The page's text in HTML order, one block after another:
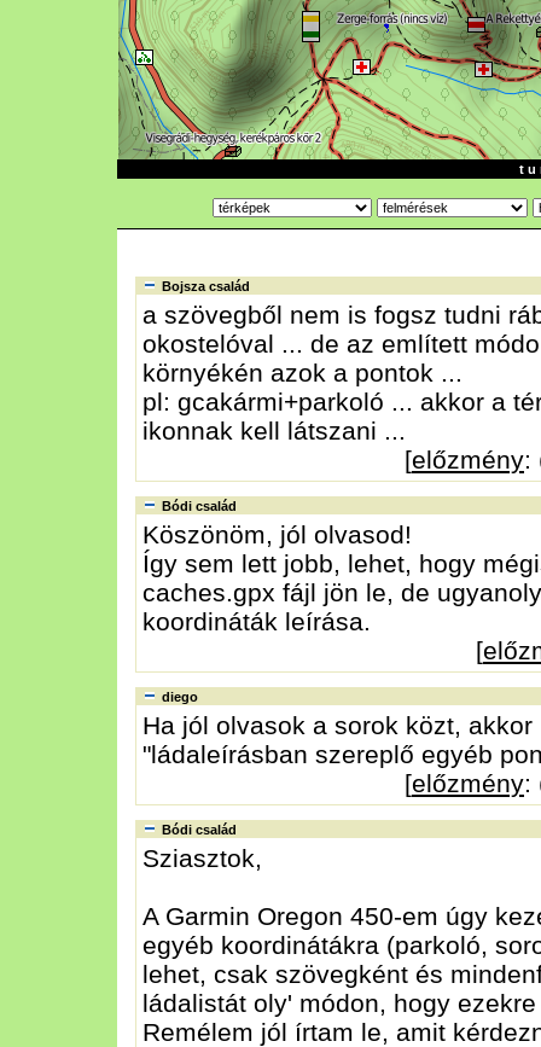
t u
Bojsza család
a szövegből nem is fogsz tudni
okostelóval ... de az említett
környékén azok a pontok ...
pl: gcakármi+parkoló ... akkor a
ikonnak kell látszani ...
[előzmény:
Bódi család
Köszönöm, jól olvasod!
Így sem lett jobb, lehet, hogy
caches.gpx fájl jön le, de
koordináták leírása.
[
diego
Ha jól olvasok a sorok közt,
"ládaleírásban szereplő egyéb
[előzmény:
Bódi család
Sziasztok,
A Garmin Oregon 450-em úgy
egyéb koordinátákra (parkoló,
lehet, csak szövegként és
ládalistát oly' módon, hogy
Remélem jól írtam le, amit